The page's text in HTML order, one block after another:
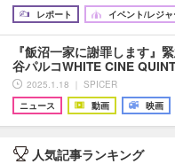
レポート
イベント/レジ
『飯沼一家に謝罪します
谷パルコWHITE CINE
2025.1.18 ｜ SPICER
ニュース
動画 映画
人気記事ランキング